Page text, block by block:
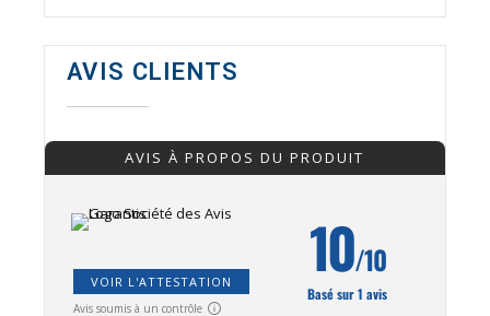
AVIS CLIENTS
AVIS À PROPOS DU PRODUIT
VOIR L'ATTESTATION
Avis soumis à un contrôle
10/10
Basé sur 1 avis